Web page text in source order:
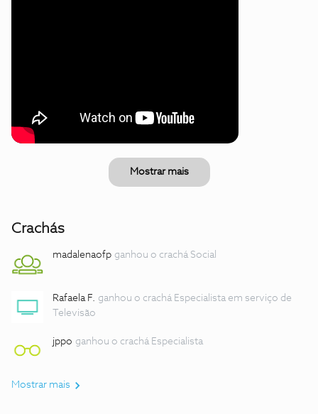
Mostrar mais
Crachás
madalenaofp ganhou o crachá Social
Rafaela F. ganhou o crachá Especialista em serviço de
Televisão
jppo ganhou o crachá Especialista
Mostrar mais